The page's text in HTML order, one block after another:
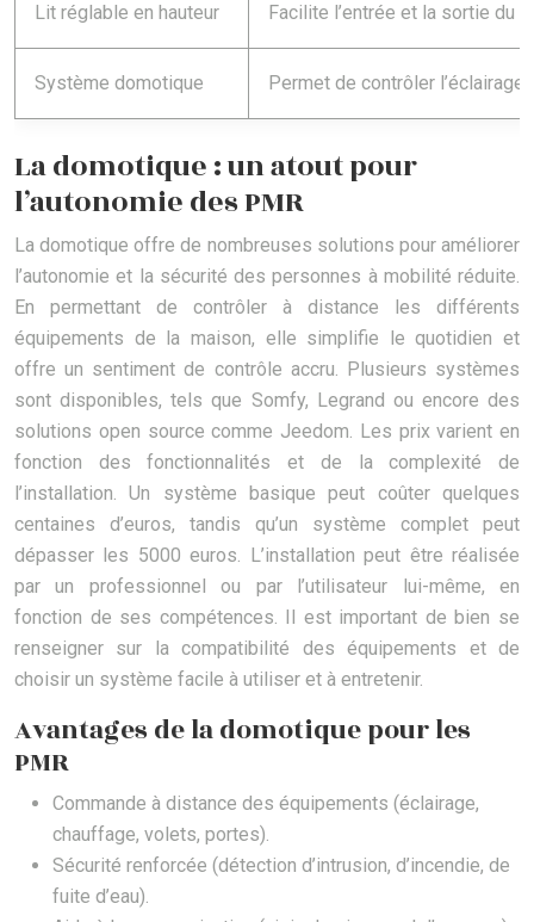
Lit réglable en hauteur Facilite l’entrée et la sortie du
Système domotique Permet de contrôler
La domotique : un atout pour
l’autonomie des PMR
La domotique offre de nombreuses solutions pour améliorer
l’autonomie et la sécurité des personnes à mobilité réduite.
En permettant de contrôler à distance les différents
équipements de la maison, elle simplifie le quotidien et
offre un sentiment de contrôle accru. Plusieurs systèmes
sont disponibles, tels que Somfy, Legrand ou encore des
solutions open source comme Jeedom. Les prix varient en
fonction des fonctionnalités et de la complexité de
l’installation. Un système basique peut coûter quelques
centaines d’euros, tandis qu’un système complet peut
dépasser les 5000 euros. L’installation peut être réalisée
par un professionnel ou par l’utilisateur lui-même, en
fonction de ses compétences. Il est important de bien se
renseigner sur la compatibilité des équipements et de
choisir un système facile à utiliser et à entretenir.
Avantages de la domotique pour les
PMR
Commande à distance des équipements (éclairage,
chauffage, volets, portes).
Sécurité renforcée (détection d’intrusion, d’incendie, de
fuite d’eau).